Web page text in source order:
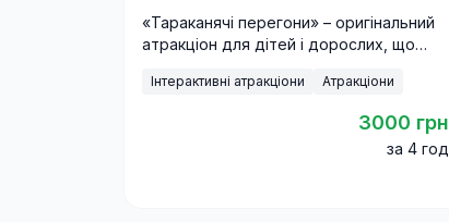
«Тараканячі перегони» – оригінальний
атракціон для дітей і дорослих, що
Інтерактивні атракціони Атракціони
3000 грн
за 4 год